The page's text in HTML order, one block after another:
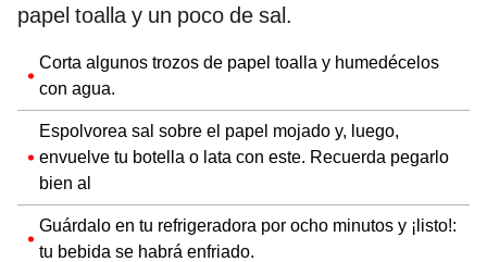
papel toalla y un poco de sal.
Corta algunos trozos de papel toalla y humedécelos
con agua.
Espolvorea sal sobre el papel mojado y, luego,
envuelve tu botella o lata con este. Recuerda pegarlo
bien al
Guárdalo en tu refrigeradora por ocho minutos y ¡listo!:
tu bebida se habrá enfriado.